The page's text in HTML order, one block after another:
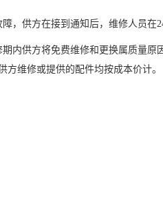
，供方在接到通知后，维修人员在
内供方将免费维修和更换属质量
维修或提供的配件均按成本价计。